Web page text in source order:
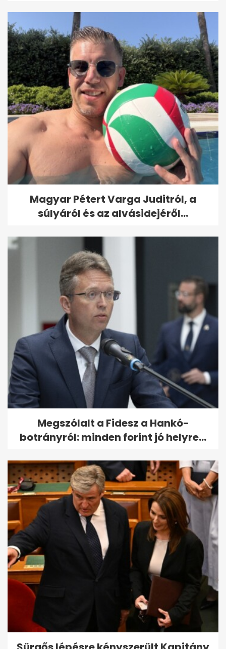
Magyar Pétert Varga Juditról, a
súlyáról és az alvásidejéről...
Megszólalt a Fidesz a Hankó-
botrányról: minden forint jó helyre...